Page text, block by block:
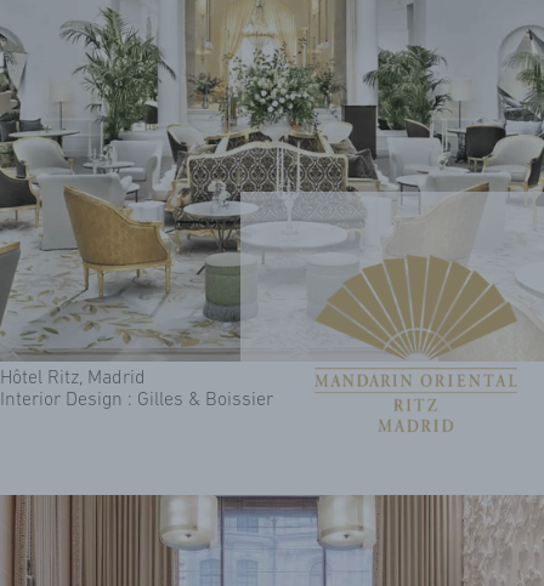
Hôtel Ritz, Madrid
Interior Design : Gilles & Boissier